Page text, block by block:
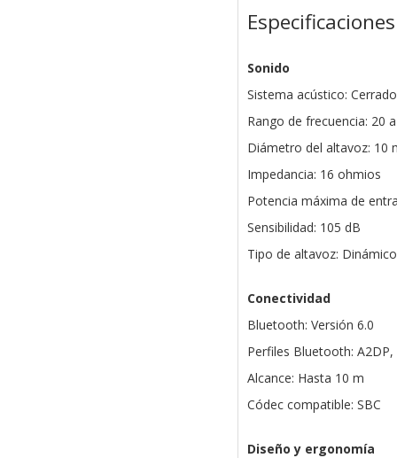
Especificaciones
Sonido
Sistema acústico: Cerrado
Rango de frecuencia: 20
Diámetro del altavoz: 10
Impedancia: 16 ohmios
Potencia máxima de
Sensibilidad: 105 dB
Tipo de altavoz: Dinámico
Conectividad
Bluetooth: Versión 6.0
Perfiles Bluetooth: A2DP,
Alcance: Hasta 10 m
Códec compatible: SBC
Diseño y ergonomía